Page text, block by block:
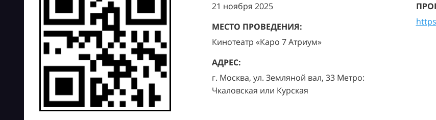
21 ноября 2025
МЕСТО ПРОВЕДЕНИЯ:
Кинотеатр «Каро 7 Атриум»
АДРЕС:
г. Москва, ул. Земляной вал, 33 Метро:
Чкаловская или Курская